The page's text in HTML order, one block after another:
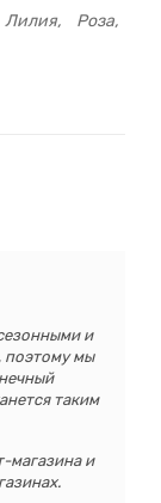
Лилия Роза
и
поэтому мы
таким
магазина и